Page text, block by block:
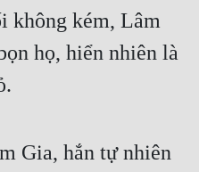
không kém, Lâm
họ, hiển nhiên là
Gia, hắn tự nhiên